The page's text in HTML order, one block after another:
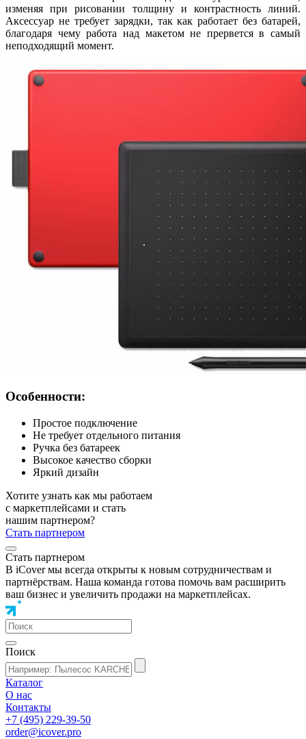
изменяя при рисовании толщину и контрастность линий.
Аксессуар не требует зарядки, так как работает без батарей,
благодаря чему работа над макетом не прервется в самый
неподходящий момент.
Особенности:
Простое подключение
Не требует отдельного питания
Ручка без батареек
Высокое качество сборки
Яркий дизайн
Хотите узнать как мы работаем
с маркетплейсами и стать
нашим партнером?
Стать партнером
Стать партнером
В iCover мы всегда открыты к новым сотрудничествам и
партнёрствам. Наша команда готова помочь вам расширить
ваш бизнес и увеличить продажи на маркетплейсах.
Поиск
Каталог
О нас
Контакты
+7 (495) 229-39-50
order@icover.pro